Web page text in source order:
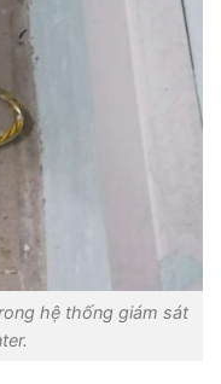
hệ thống giám sát